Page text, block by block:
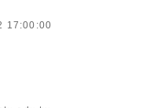
17:00:00